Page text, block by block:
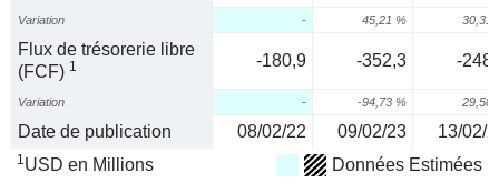
Variation - 45,21 % 30,31
Flux de trésorerie libre
(FCF) 1 -180,9 -352,3 -
Variation - -94,73 % 29,58
Date de publication 08/02/22 09/02/23 13/02/
1USD en Millions Données Estimées